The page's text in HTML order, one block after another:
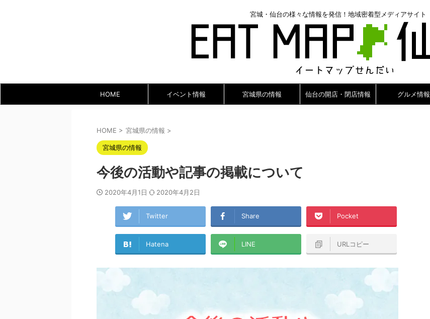
宮城・仙台の様々な情報を発信！地域密着型メディアサイト
HOME イベント情報 宮城県の情報 仙台の開店・閉店情報 グルメ情報
HOME > 宮城県の情報 >
宮城県の情報
今後の活動や記事の掲載について
2020年4月1日 2020年4月2日
Twitter Share Pocket
Hatena LINE URLコピー